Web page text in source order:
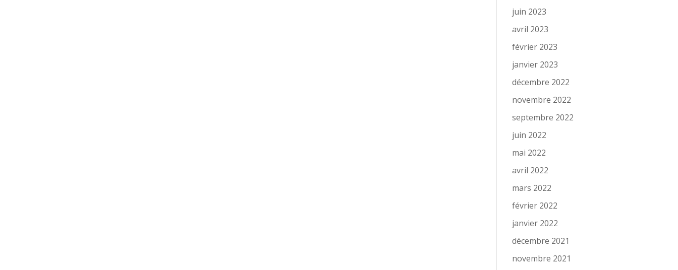
juin 2023
avril 2023
février 2023
janvier 2023
décembre 2022
novembre 2022
septembre 2022
juin 2022
mai 2022
avril 2022
mars 2022
février 2022
janvier 2022
décembre 2021
novembre 2021